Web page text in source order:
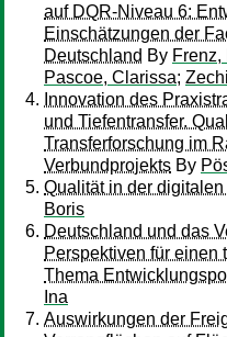
auf DQR-Niveau 6:
Einschätzungen der
Deutschland By Frenz,
Pascoe, Clarissa;
Innovation des
und Tiefentransfer.
Transferforschung im
Verbundprojekts By
Qualität in der
Boris
Deutschland und das
Perspektiven für einen
Thema
Ina
Auswirkungen der